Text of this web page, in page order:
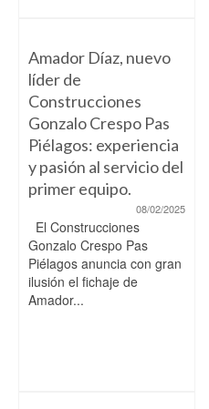
Amador Díaz, nuevo
líder de
Construcciones
Gonzalo Crespo Pas
Piélagos: experiencia
y pasión al servicio del
primer equipo.
08/02/2025
El Construcciones
Gonzalo Crespo Pas
Piélagos anuncia con gran
ilusión el fichaje de
Amador...